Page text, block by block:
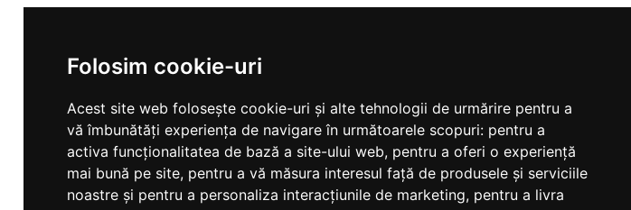
Folosim cookie-uri
Acest site web folosește cookie-uri și alte tehnologii de urmărire pentru a
vă îmbunătăți experiența de navigare în următoarele scopuri: pentru a
activa funcționalitatea de bază a site-ului web, pentru a oferi o experiență
mai bună pe site, pentru a vă măsura interesul față de produsele și serviciile
noastre și pentru a personaliza interacțiunile de marketing, pentru a livra